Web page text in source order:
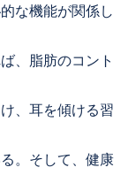
な機能が関係し
、脂肪のコント
、耳を傾ける習
。そして、健康